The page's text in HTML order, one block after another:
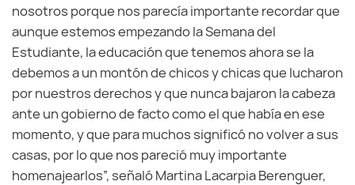
nosotros porque nos parecía importante recordar que
aunque estemos empezando la Semana del
Estudiante, la educación que tenemos ahora se la
debemos a un montón de chicos y chicas que lucharon
por nuestros derechos y que nunca bajaron la cabeza
ante un gobierno de facto como el que había en ese
momento, y que para muchos significó no volver a sus
casas, por lo que nos pareció muy importante
homenajearlos”, señaló Martina Lacarpia Berenguer,